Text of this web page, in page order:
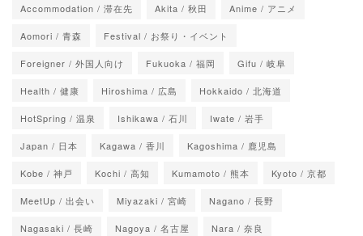
Accommodation / 滞在先 Akita / 秋田 Anime / アニメ
Aomori / 青森 Festival / お祭り・イベント
Foreigner / 外国人向け Fukuoka / 福岡 Gifu / 岐阜
Health / 健康 Hiroshima / 広島 Hokkaido / 北海道
HotSpring / 温泉 Ishikawa / 石川 Iwate / 岩手
Japan / 日本 Kagawa / 香川 Kagoshima / 鹿児島
Kobe / 神戸 Kochi / 高知 Kumamoto / 熊本 Kyoto / 京都
MeetUp / 出会い Miyazaki / 宮崎 Nagano / 長野
Nagasaki / 長崎 Nagoya / 名古屋 Nara / 奈良